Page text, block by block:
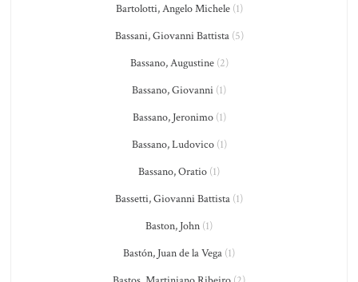
Bartolotti, Angelo Michele(1)
Bassani, Giovanni Battista(5)
Bassano, Augustine(2)
Bassano, Giovanni (1)
Bassano, Jeronimo(1)
Bassano, Ludovico(1)
Bassano, Oratio (1)
Bassetti, Giovanni Battista (1)
Baston, John (1)
Bastón, Juan de la Vega (1)